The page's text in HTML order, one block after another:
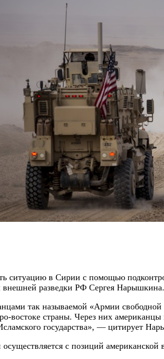
ситуацию в Сирии с помощью
внешней разведки РФ Сергея Нарышкина.
так называемой «Армии
востоке страны. Через них
государства», — цитирует
с позиций